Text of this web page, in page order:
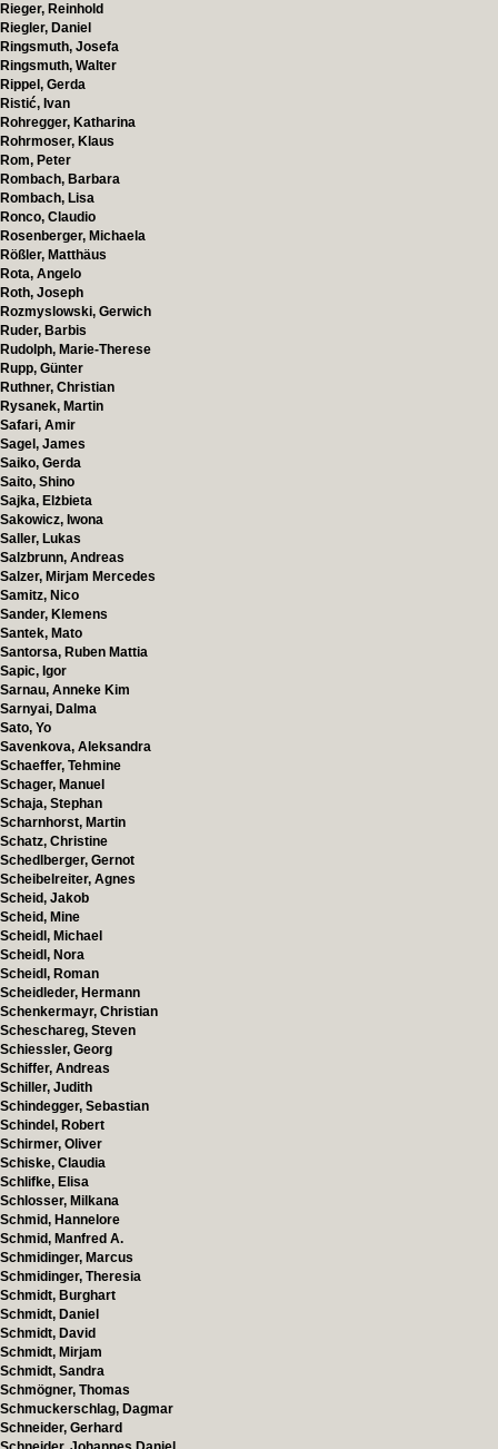
Rieger, Reinhold
Riegler, Daniel
Ringsmuth, Josefa
Ringsmuth, Walter
Rippel, Gerda
Ristić, Ivan
Rohregger, Katharina
Rohrmoser, Klaus
Rom, Peter
Rombach, Barbara
Rombach, Lisa
Ronco, Claudio
Rosenberger, Michaela
Rößler, Matthäus
Rota, Angelo
Roth, Joseph
Rozmyslowski, Gerwich
Ruder, Barbis
Rudolph, Marie-Therese
Rupp, Günter
Ruthner, Christian
Rysanek, Martin
Safari, Amir
Sagel, James
Saiko, Gerda
Saito, Shino
Sajka, Elżbieta
Sakowicz, Iwona
Saller, Lukas
Salzbrunn, Andreas
Salzer, Mirjam Mercedes
Samitz, Nico
Sander, Klemens
Santek, Mato
Santorsa, Ruben Mattia
Sapic, Igor
Sarnau, Anneke Kim
Sarnyai, Dalma
Sato, Yo
Savenkova, Aleksandra
Schaeffer, Tehmine
Schager, Manuel
Schaja, Stephan
Scharnhorst, Martin
Schatz, Christine
Schedlberger, Gernot
Scheibelreiter, Agnes
Scheid, Jakob
Scheid, Mine
Scheidl, Michael
Scheidl, Nora
Scheidl, Roman
Scheidleder, Hermann
Schenkermayr, Christian
Scheschareg, Steven
Schiessler, Georg
Schiffer, Andreas
Schiller, Judith
Schindegger, Sebastian
Schindel, Robert
Schirmer, Oliver
Schiske, Claudia
Schlifke, Elisa
Schlosser, Milkana
Schmid, Hannelore
Schmid, Manfred A.
Schmidinger, Marcus
Schmidinger, Theresia
Schmidt, Burghart
Schmidt, Daniel
Schmidt, David
Schmidt, Mirjam
Schmidt, Sandra
Schmögner, Thomas
Schmuckerschlag, Dagmar
Schneider, Gerhard